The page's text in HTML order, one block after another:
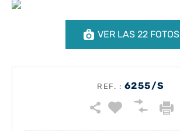
VER LAS 22 FOTOS
REF. : 6255/S